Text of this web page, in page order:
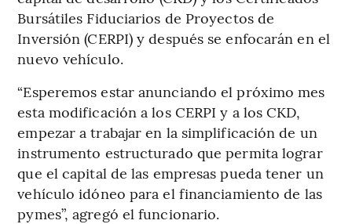
Bursátiles Fiduciarios de Proyectos de
Inversión (CERPI) y después se enfocarán en el
nuevo vehículo.
“Esperemos estar anunciando el próximo mes
esta modificación a los CERPI y a los CKD,
empezar a trabajar en la simplificación de un
instrumento estructurado que permita lograr
que el capital de las empresas pueda tener un
vehículo idóneo para el financiamiento de las
pymes”, agregó el funcionario.